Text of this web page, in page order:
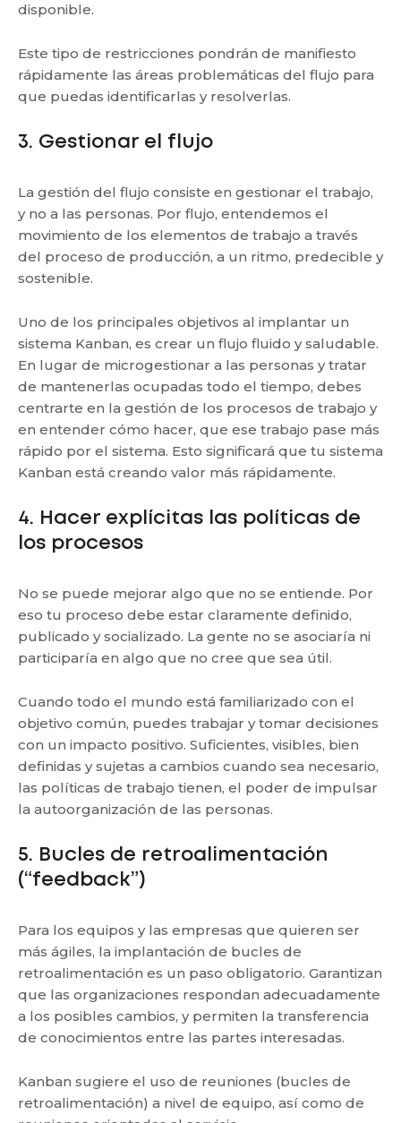
disponible.
Este tipo de restricciones pondrán de manifiesto
rápidamente las áreas problemáticas del flujo para
que puedas identificarlas y resolverlas.
3. Gestionar el flujo
La gestión del flujo consiste en gestionar el trabajo,
y no a las personas. Por flujo, entendemos el
movimiento de los elementos de trabajo a través
del proceso de producción, a un ritmo, predecible y
sostenible.
Uno de los principales objetivos al implantar un
sistema Kanban, es crear un flujo fluido y saludable.
En lugar de microgestionar a las personas y tratar
de mantenerlas ocupadas todo el tiempo, debes
centrarte en la gestión de los procesos de trabajo y
en entender cómo hacer, que ese trabajo pase más
rápido por el sistema. Esto significará que tu sistema
Kanban está creando valor más rápidamente.
4. Hacer explícitas las políticas de
los procesos
No se puede mejorar algo que no se entiende. Por
eso tu proceso debe estar claramente definido,
publicado y socializado. La gente no se asociaría ni
participaría en algo que no cree que sea útil.
Cuando todo el mundo está familiarizado con el
objetivo común, puedes trabajar y tomar decisiones
con un impacto positivo. Suficientes, visibles, bien
definidas y sujetas a cambios cuando sea necesario,
las políticas de trabajo tienen, el poder de impulsar
la autoorganización de las personas.
5. Bucles de retroalimentación
(“feedback”)
Para los equipos y las empresas que quieren ser
más ágiles, la implantación de bucles de
retroalimentación es un paso obligatorio. Garantizan
que las organizaciones respondan adecuadamente
a los posibles cambios, y permiten la transferencia
de conocimientos entre las partes interesadas.
Kanban sugiere el uso de reuniones (bucles de
retroalimentación) a nivel de equipo, así como de